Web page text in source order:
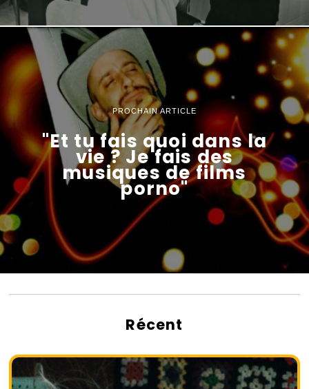
PROCHAIN ARTICLE
"Et tu fais quoi dans la
vie ? Je fais des
musiques de films
porno"
Récent